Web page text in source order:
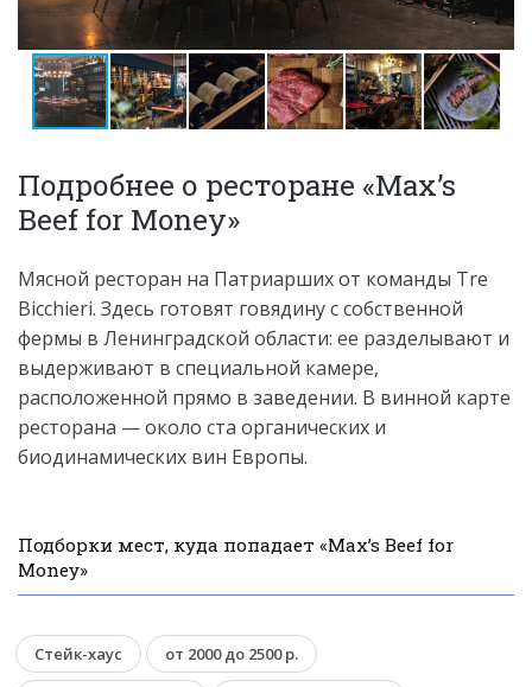
Подробнее о ресторане «Max’s
Beef for Money»
Мясной ресторан на Патриарших от команды Tre
Bicchieri. Здесь готовят говядину с собственной
фермы в Ленинградской области: ее разделывают и
выдерживают в специальной камере,
расположенной прямо в заведении. В винной карте
ресторана — около ста органических и
биодинамических вин Европы.
Подборки мест, куда попадает «Max’s Beef for
Money»
Стейк-хаус от 2000 до 2500 р.